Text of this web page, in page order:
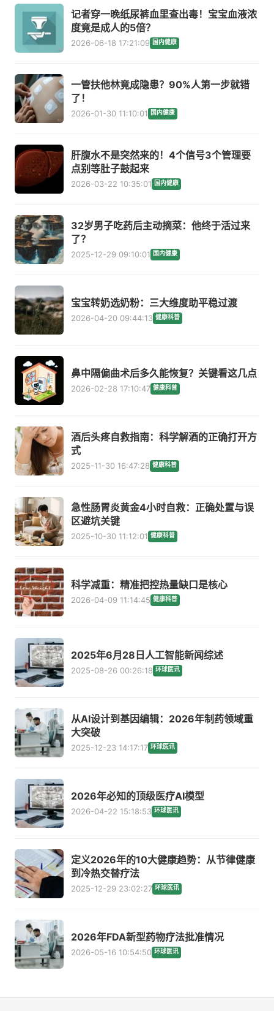
记者穿一晚纸尿裤血里查出毒！宝宝血液浓
度竟是成人的5倍？
2026-06-18 17:21:09 国内健康
一管扶他林竟成隐患？90%人第一步就错
了！
2026-01-30 11:10:01 国内健康
肝腹水不是突然来的！4个信号3个管理要
点别等肚子鼓起来
2026-03-22 10:35:01 国内健康
32岁男子吃药后主动摘菜：他终于活过来
了？
2025-12-29 09:10:01 国内健康
宝宝转奶选奶粉：三大维度助平稳过渡
2026-04-20 09:44:13 健康科普
鼻中隔偏曲术后多久能恢复？关键看这几点
2026-02-28 17:10:47 健康科普
酒后头疼自救指南：科学解酒的正确打开方
式
2025-11-30 16:47:28 健康科普
急性肠胃炎黄金4小时自救：正确处置与误
区避坑关键
2025-10-30 11:12:01 健康科普
科学减重：精准把控热量缺口是核心
2026-04-09 11:14:45 健康科普
2025年6月28日人工智能新闻综述
2025-08-26 00:26:18 环球医讯
从AI设计到基因编辑：2026年制药领域重
大突破
2025-12-23 14:17:17 环球医讯
2026年必知的顶级医疗AI模型
2026-04-22 15:18:53 环球医讯
定义2026年的10大健康趋势：从节律健康
到冷热交替疗法
2025-12-29 23:02:27 环球医讯
2026年FDA新型药物疗法批准情况
2026-05-16 10:54:50 环球医讯